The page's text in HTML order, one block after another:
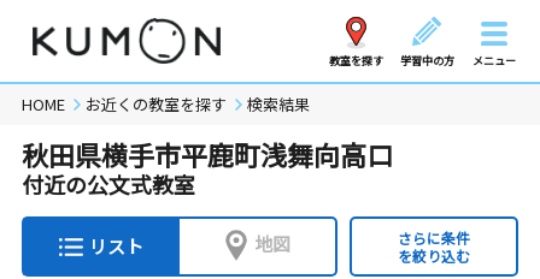
教室を探す 学習中の方 メニュー
HOME お近くの教室を探す 検索結果
秋田県横手市平鹿町浅舞向高口
付近の公文式教室
リスト 地図
さらに条件
を絞り込む